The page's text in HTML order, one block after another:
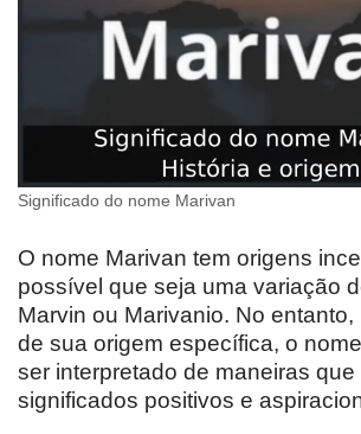
Significado do nome Marivan
O nome Marivan tem origens
possível que seja uma variação
Marvin ou Marivanio. No
de sua origem específica, o
ser interpretado de maneiras que
significados positivos e